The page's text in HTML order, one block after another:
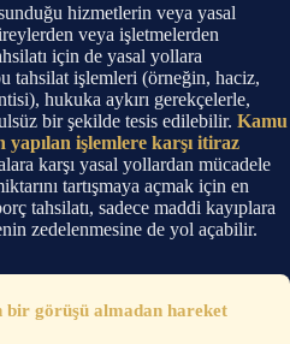
hizmetlerin veya yasal
veya işletmelerden
için de yasal yollara
tahsilat işlemleri (örneğin, haciz,
hukuka aykırı gerekçelerle,
bir şekilde tesis edilebilir. Kamu
işlemlere karşı itiraz
karşı yasal yollardan mücadele
tartışmaya açmak için en
tahsilatı, sadece maddi kayıplara
zedelenmesine de yol açabilir.
bir görüşü almadan hareket